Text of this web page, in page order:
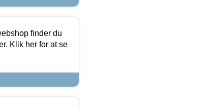
finder du
Klik her for at se